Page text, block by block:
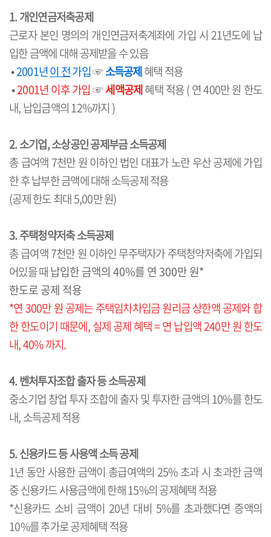
1. 개인연금저축공제
근로자 본인 명의의 개인연금저축계좌에 가입 시 21년도에 납
입한 금액에 대해 공제받을 수 있음
•2001년이 전가입☞소득공제혜택 적용
•2001년 이후 가입☞세액공제혜택 적용 ( 연 400만 원 한도
내, 납입금액의 12%까지 )
2. 소기업, 소상공인 공제부금 소득공제
총 급여액 7천만 원 이하인 법인 대표가 노란 우산 공제에 가입
한 후 납부한 금액에 대해 소득공제 적용
(공제 한도 최대 5,00만 원)
3. 주택청약저축 소득공제
총 급여액 7천만 원 이하인 무주택자가 주택청약저축에 가입되
어있을 때납입한 금액의 40%를 연 300만 원*
한도로 공제 적용
*연 300만 원 공제는 주택임차차입금 원리금 상한액 공제와 합
한 한도이기 때문에,실제 공제 혜택 = 연 납입액 240만 원 한도
내, 40% 까지.
4. 벤처투자조합 출자 등 소득공제
중소기업 창업 투자 조합에 출자 및 투자한 금액의 10%를 한도
내, 소득공제 적용
5. 신용카드 등 사용액 소득 공제
1년 동안 사용한 금액이 총급여액의 25% 초과 시 초과한 금액
중 신용카드 사용금액에 한해 15%의 공제혜택 적용
*신용카드 소비 금액이 20년 대비 5%를 초과했다면 증액의
10%를 추가로 공제혜택 적용